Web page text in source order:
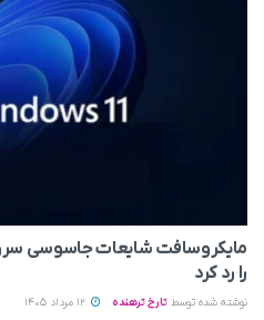
را رد کرد
نوشته شده توسط تارخ ترهنده